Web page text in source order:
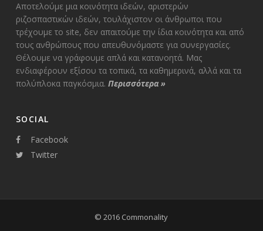
Αποτελούμε μια κοινότητα ιδεών, αριστερών
ριζοσπαστικών ιδεών, τουλάχιστον οι άνθρωποι που
τρέχουμε το site, δεν απαιτούμε την ίδια κοινότητα και από
τους ανθρώπους που απευθυνόμαστε για συνεργασίες.
Θέλουμε να γράφουμε απλά και κατανοητά. Μας
ενδιαφέρουν εξίσου τα τοπικά, τα καθημερινά, αλλά και τα
πολύπλοκα παγκόσμια. Περισσότερα»
SOCIAL
Facebook
Twitter
© 2016 Commonality